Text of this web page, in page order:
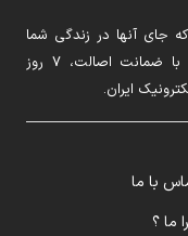
جای آنها در زندگی شما
خالیست! واردکننده مستقیم گجت‌های به‌روز با ضمانت اصالت، ۷ روز
ایران.
با ما
ما ؟